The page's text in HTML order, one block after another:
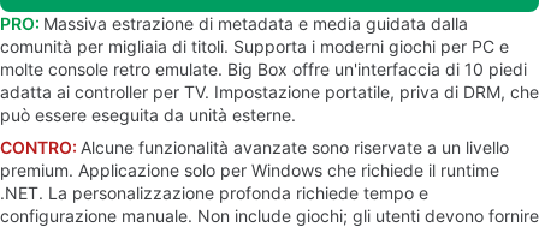
PRO: Massiva estrazione di metadata e media guidata dalla
comunità per migliaia di titoli. Supporta i moderni giochi per PC e
molte console retro emulate. Big Box offre un'interfaccia di 10 piedi
adatta ai controller per TV. Impostazione portatile, priva di DRM, che
può essere eseguita da unità esterne.
CONTRO: Alcune funzionalità avanzate sono riservate a un livello
premium. Applicazione solo per Windows che richiede il runtime
.NET. La personalizzazione profonda richiede tempo e
configurazione manuale. Non include giochi; gli utenti devono fornire